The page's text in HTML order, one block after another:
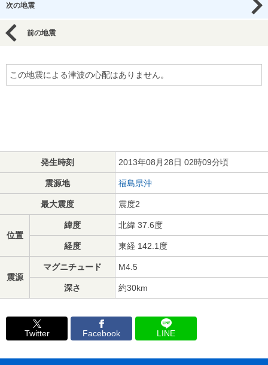
次の地震
前の地震
この地震による津波の心配はありません。
発生時刻 2013年08月28日 02時09分頃
震源地 福島県沖
最大震度 震度2
位置
緯度 北緯 37.6度
経度 東経 142.1度
震源
マグニチュード M4.5
深さ 約30km
Twitter Facebook LINE